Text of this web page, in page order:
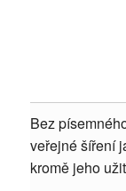
Bez
veřejné šíření
kromě jeho